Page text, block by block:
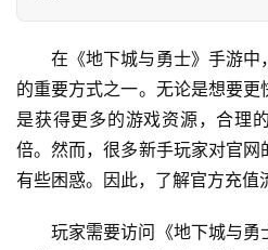
在《地下城与勇士》手游
的重要方式之一。无论是想要
是获得更多的游戏资源，合理
倍。然而，很多新手玩家对官
有些困惑。因此，了解官方充值
玩家需要访问《地下城与